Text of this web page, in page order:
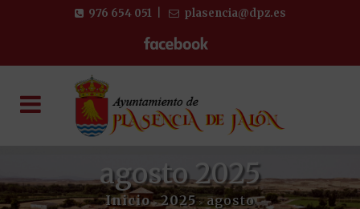
976 654 051 plasencia@dpz.es
agosto 2025
Inicio>2025 > agosto